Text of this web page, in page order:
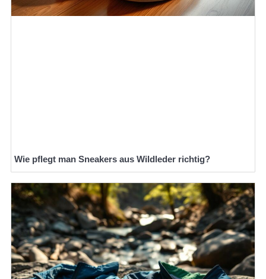
Wie pflegt man Sneakers aus Wildleder richtig?